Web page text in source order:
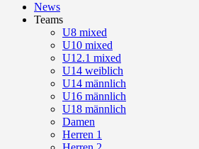
News
Teams
U8 mixed
U10 mixed
U12.1 mixed
U14 weiblich
U14 männlich
U16 männlich
U18 männlich
Damen
Herren 1